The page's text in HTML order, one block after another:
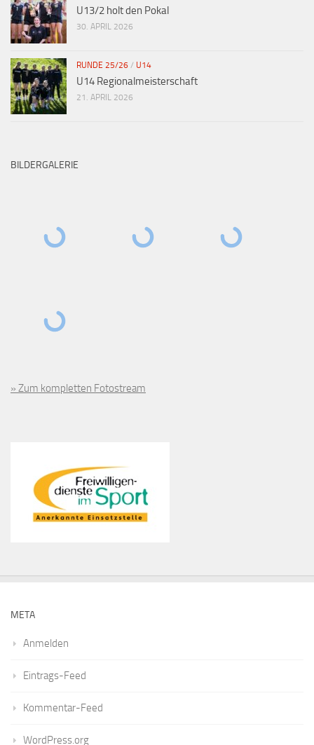
U13/2 holt den Pokal
30. APRIL 2026
RUNDE 25/26 / U14
U14 Regionalmeisterschaft
21. APRIL 2026
BILDERGALERIE
» Zum kompletten Fotostream
META
Anmelden
Eintrags-Feed
Kommentar-Feed
WordPress.org